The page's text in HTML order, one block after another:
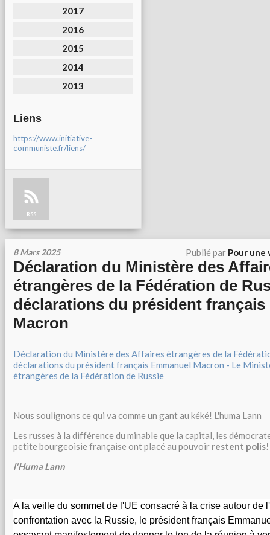
2017
2016
2015
2014
2013
Liens
https://www.initiative-
communiste.fr/liens/
RSS
8 Mars 2025 Publié par Pour une
Déclaration du Ministère des
étrangères de la Fédération de
déclarations du président français
Macron
Déclaration du Ministère des Affaires étrangères de la
déclarations du président français Emmanuel Macron - Le
étrangères de la Fédération de Russie
Nous soulignons ce qui va comme un gant au kéké! L'huma Lann
Les russes à la différence du minable que la capital, les
petite bourgeoisie française ont placé au pouvoir restent polis!
l'Huma Lann
A la veille du sommet de l'UE consacré à la crise autour de
confrontation avec la Russie, le président français